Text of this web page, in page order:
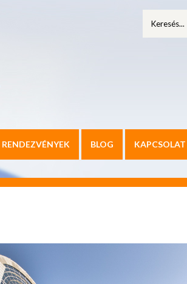
RENDEZVÉNYEK BLOG KAPCSOLAT